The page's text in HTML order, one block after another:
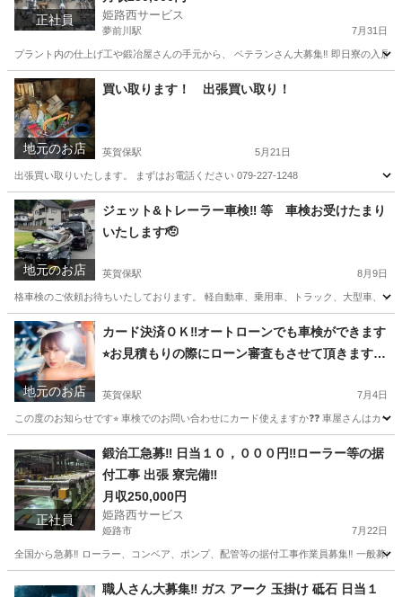
正社員
です☘寮完備なので出稼ぎも
姫路西サービス
夢前川駅 7月31日
プラント内の仕上げ工や鍛冶屋さんの手元から、 ベテランさん大募集‼️ 即日寮の入居
兵庫 姫路市 夢前川駅 その他 鍛冶屋
地元のお店
買い取ります！ 出張買い取り！
英賀保駅 5月21日
出張買い取りいたします。 まずはお電話ください 079-227-1248
兵庫 姫路市 英賀保駅 便利屋
地元のお店
ジェット&トレーラー車検‼️ 等 車検お受けたまり
いたします🫡
英賀保駅 8月9日
格車検のご依頼お待ちいたしております。 軽自動車、乗用車、トラック、大型車、 バ
兵庫 姫路市 英賀保駅 車検 トライク
地元のお店
カード決済ＯＫ‼️オートローンでも車検ができます
⭐︎お見積もりの際にローン審査もさせて頂きます🚙
英賀保駅 7月4日
この度のお知らせです⭐︎ 車検でのお問い合わせにカード使えますか❓❓ 車屋さんはカ
英賀保駅 車検
正社員
鍛治工急募‼️ 日当１０，０００円‼️ローラー等の据
付工事 出張 寮完備‼️
月収250,000円
姫路西サービス
姫路市 7月22日
全国から急募‼️ ローラー、コンベア、ポンプ、配管等の据付工事作業員募集‼️ 一般募
その他 鍛治
職人さん大募集‼️ ガス アーク 玉掛け 砥石 日当１